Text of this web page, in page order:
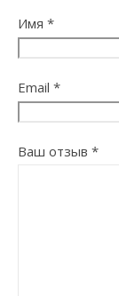
Имя *
Email *
Ваш отзыв *